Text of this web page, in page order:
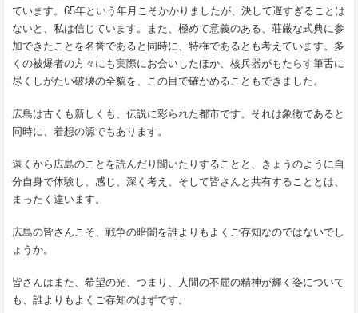
ています。65年という年月こそかかりましたが、決して遅すぎることは
ないと、私は信じています。また、極めて意義のある、荘厳な式典に参
加できたことを名誉であると同時に、特権であるとも考えています。多
くの被爆者の方々にも実際にお会いしたほか、核兵器がもたらす筆舌に
尽くしがたい破壊の全貌を、この目で確かめることもできました。
広島は古くも新しくも、伝説に彩られた都市です。それは象徴であると
同時に、着想の源でもあります。
遠くから広島のことを読んだり聞いたりすることと、きょうのように自
分自身で体験し、感じ、深く考え、そして皆さんと共有することとは、
まったく違います。
広島の皆さんこそ、戦争の暗闇を誰よりもよくご存知なのではないでし
ょうか。
皆さんはまた、希望の光、つまり、人間の不屈の精神が輝く姿について
も、誰よりもよくご存知のはずです。